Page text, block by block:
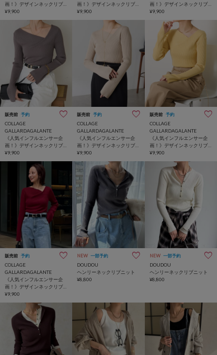
画！》デザインネックリブ
ニット
¥9,900
画！》デザインネックリブ
ニット
¥9,900
画！》デザインネックリブ
ニット
¥9,900
販売前 予約
COLLAGE
GALLARDAGALANTE
《人気インフルエンサー企
画！》デザインネックリブ
ニット
¥9,900
販売前 予約
COLLAGE
GALLARDAGALANTE
《人気インフルエンサー企
画！》デザインネックリブ
ニット
¥9,900
販売前 予約
COLLAGE
GALLARDAGALANTE
《人気インフルエンサー企
画！》デザインネックリブ
ニット
¥9,900
販売前 予約
COLLAGE
GALLARDAGALANTE
《人気インフルエンサー企
画！》デザインネックリブ
ニット
¥9,900
NEW 一部予約
DOUDOU
ヘンリーネックリブニット
¥8,800
NEW 一部予約
DOUDOU
ヘンリーネックリブニット
¥8,800